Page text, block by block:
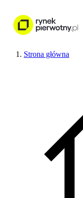
Strona główna